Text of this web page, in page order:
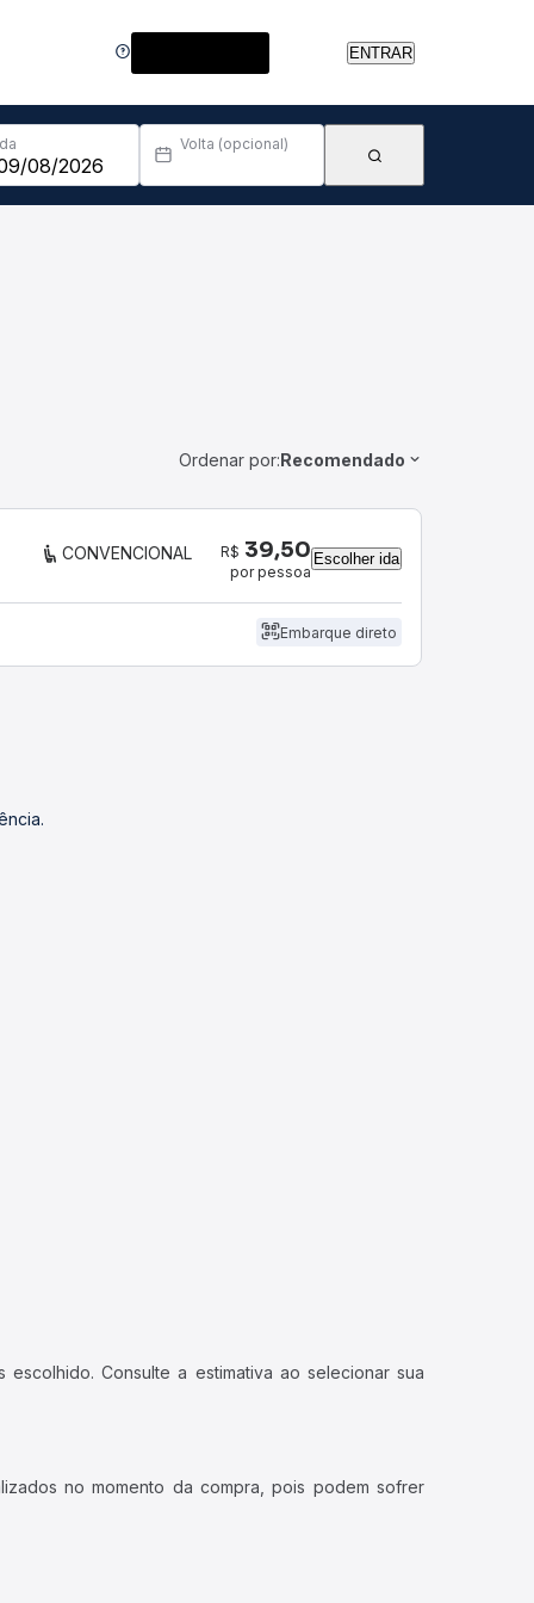
ENTRAR
Volta (opcional)
Ordenar por:Recomendado
CONVENCIONAL R$ 39,50
por pessoa
Escolher ida
Embarque direto
Consulte a estimativa ao selecionar sua
no momento da compra, pois podem sofrer